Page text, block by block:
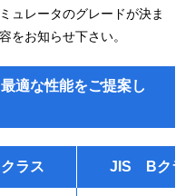
ュレータのグレードが決ま
をお知らせ下さい。
適な性能をご提案し
ラス JIS Bクラ